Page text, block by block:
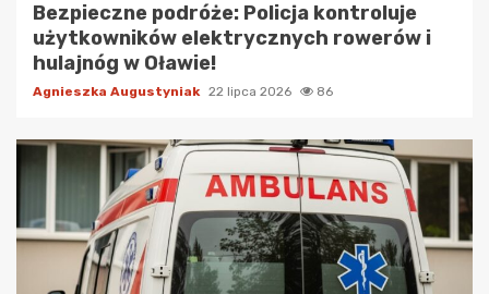
Bezpieczne podróże: Policja kontroluje
użytkowników elektrycznych rowerów i
hulajnóg w Oławie!
Agnieszka Augustyniak 22 lipca 2026 86